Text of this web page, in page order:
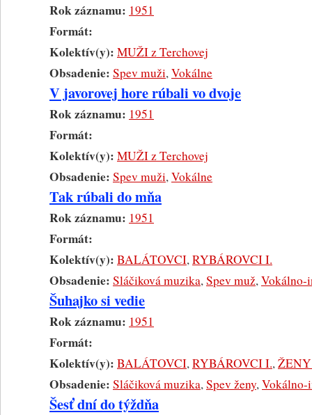
Rok záznamu: 1951
Formát:
Kolektív(y): MUŽI z Terchovej
Obsadenie: Spev muži,Vokálne
V javorovej hore rúbali vo dvoje
Rok záznamu: 1951
Formát:
Kolektív(y): MUŽI z Terchovej
Obsadenie: Spev muži,Vokálne
Tak rúbali do mňa
Rok záznamu: 1951
Formát:
Kolektív(y): BALÁTOVCI,RYBÁROVCI I.
Obsadenie: Sláčiková muzika,Spev muž,Vokálno-
Šuhajko si vedie
Rok záznamu: 1951
Formát:
Kolektív(y): BALÁTOVCI,RYBÁROVCI I.,ŽENY
Obsadenie: Sláčiková muzika,Spev ženy,Vokálno-
Šesť dní do týždňa